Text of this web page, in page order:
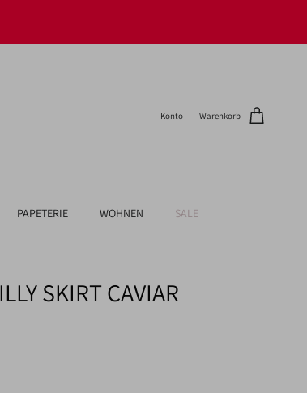
Konto Warenkorb
PAPETERIE WOHNEN SALE
SKIRT CAVIAR